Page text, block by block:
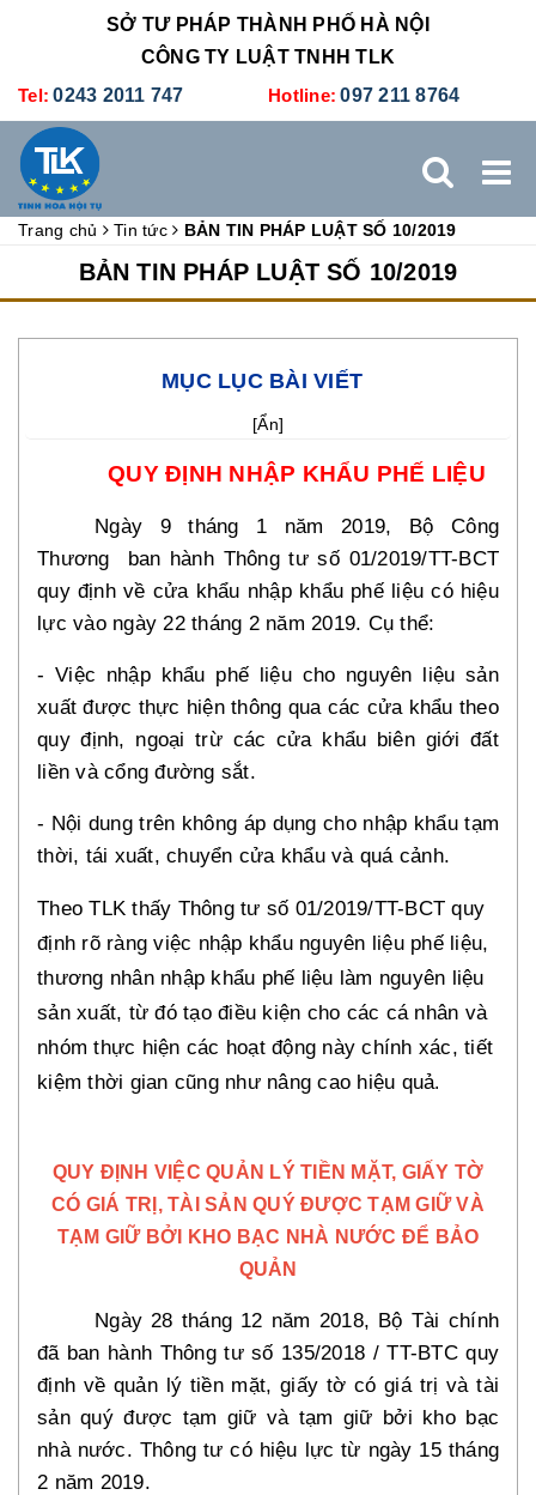
SỞ TƯ PHÁP THÀNH PHỐ HÀ NỘI
CÔNG TY LUẬT TNHH TLK
Tel: 0243 2011 747 Hotline: 097 211 8764
ĐÀO TẠO TUYỂN DỤNG
Trang chủ Tin tức BẢN TIN PHÁP LUẬT SỐ 10/2019
BẢN TIN PHÁP LUẬT SỐ 10/2019
MỤC LỤC BÀI VIẾT
[Ẩn]
QUY ĐỊNH NHẬP KHẨU PHẾ LIỆU
Ngày 9 tháng 1 năm 2019, Bộ Công
Thương ban hành Thông tư số 01/2019/TT-BCT
quy định về cửa khẩu nhập khẩu phế liệu có hiệu
lực vào ngày 22 tháng 2 năm 2019. Cụ thể:
- Việc nhập khẩu phế liệu cho nguyên liệu sản
xuất được thực hiện thông qua các cửa khẩu theo
quy định, ngoại trừ các cửa khẩu biên giới đất
liền và cổng đường sắt.
- Nội dung trên không áp dụng cho nhập khẩu tạm
thời, tái xuất, chuyển cửa khẩu và quá cảnh.
Theo TLK thấy Thông tư số 01/2019/TT-BCT quy
định rõ ràng việc nhập khẩu nguyên liệu phế liệu,
thương nhân nhập khẩu phế liệu làm nguyên liệu
sản xuất, từ đó tạo điều kiện cho các cá nhân và
nhóm thực hiện các hoạt động này chính xác, tiết
kiệm thời gian cũng như nâng cao hiệu quả.
QUY ĐỊNH VIỆC QUẢN LÝ TIỀN MẶT, GIẤY TỜ
CÓ GIÁ TRỊ, TÀI SẢN QUÝ ĐƯỢC TẠM GIỮ VÀ
TẠM GIỮ BỞI KHO BẠC NHÀ NƯỚC ĐỂ BẢO
QUẢN
Ngày 28 tháng 12 năm 2018, Bộ Tài chính
đã ban hành Thông tư số 135/2018 / TT-BTC quy
định về quản lý tiền mặt, giấy tờ có giá trị và tài
sản quý được tạm giữ và tạm giữ bởi kho bạc
nhà nước. Thông tư có hiệu lực từ ngày 15 tháng
2 năm 2019.